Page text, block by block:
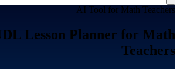
AI Tool for Math Teachers
Lesson Planner for Math
Teachers